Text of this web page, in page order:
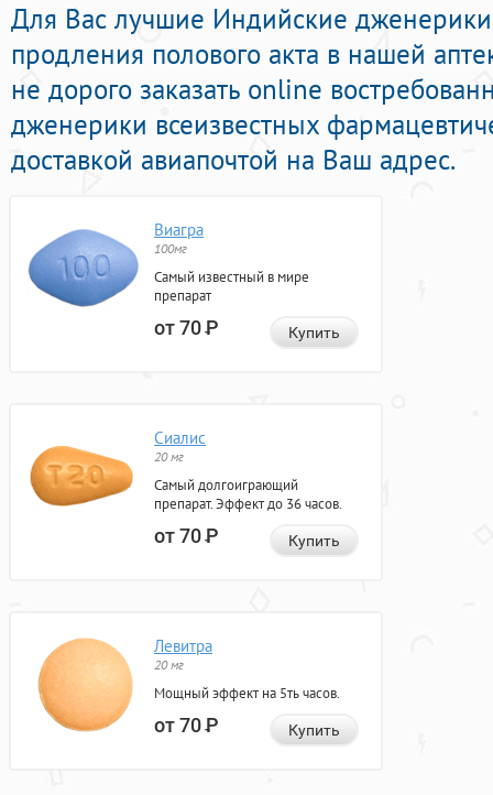
Для Вас лучшие Индийские
продления полового акта в нашей
не дорого заказать online
дженерики всеизвестных
доставкой авиапочтой на Ваш адрес.
Виагра
100мг
Самый известный в мире
препарат
от 70Р Купить
Сиалис
20 мг
Самый долгоиграющий
препарат. Эффект до 36 часов.
от 70Р Купить
Левитра
20 мг
Мощный эффект на 5ть часов.
от 70Р Купить